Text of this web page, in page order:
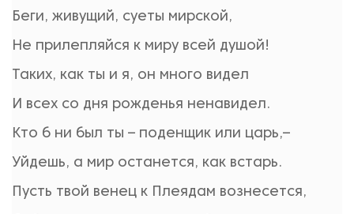
Беги, живущий, суеты мирской,
Не прилепляйся к миру всей душой!
Таких, как ты и я, он много видел
И всех со дня рожденья ненавидел.
Кто б ни был ты – поденщик или царь,–
Уйдешь, а мир останется, как встарь.
Пусть твой венец к Плеядам вознесется,